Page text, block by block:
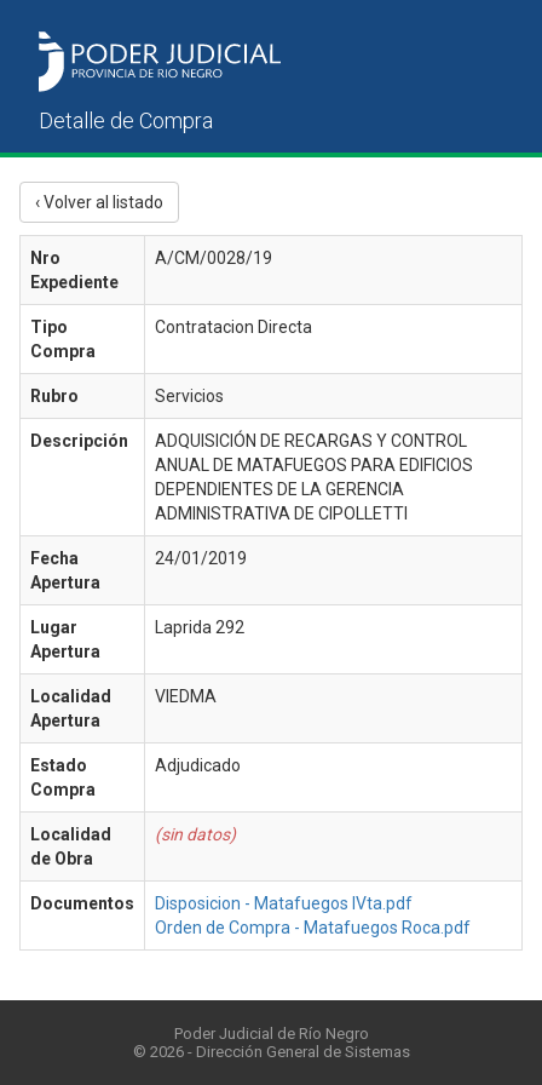
‹ Volver al listado
Nro
Expediente
A/CM/0028/19
Tipo
Compra
Contratacion Directa
Rubro Servicios
Descripción
ADQUISICIÓN DE RECARGAS Y CONTROL
ANUAL DE MATAFUEGOS PARA EDIFICIOS
DEPENDIENTES DE LA GERENCIA
ADMINISTRATIVA DE CIPOLLETTI
Fecha
Apertura
24/01/2019
Lugar
Apertura
Laprida 292
Localidad
Apertura
VIEDMA
Estado
Compra
Adjudicado
Localidad
de Obra
(sin datos)
Documentos
Disposicion - Matafuegos IVta.pdf
Orden de Compra - Matafuegos Roca.pdf